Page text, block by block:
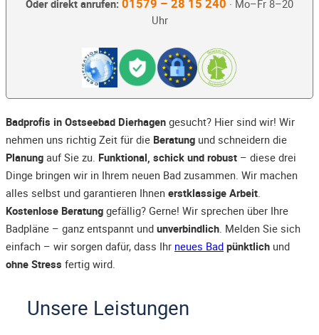
Oder direkt anrufen: 01579 – 28 15 240 · Mo–Fr 8–20
Uhr
Badprofis in Ostseebad Dierhagen gesucht? Hier sind wir! Wir
nehmen uns richtig Zeit für die Beratung und schneidern die
Planung auf Sie zu. Funktional, schick und robust – diese drei
Dinge bringen wir in Ihrem neuen Bad zusammen. Wir machen
alles selbst und garantieren Ihnen erstklassige Arbeit.
Kostenlose Beratung gefällig? Gerne! Wir sprechen über Ihre
Badpläne – ganz entspannt und unverbindlich. Melden Sie sich
einfach – wir sorgen dafür, dass Ihr neues Bad pünktlich und
ohne Stress fertig wird.
Unsere Leistungen